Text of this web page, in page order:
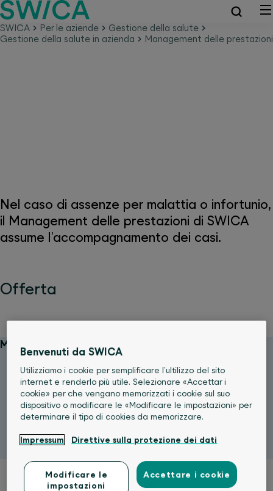
SWICA Per le aziende
Gestione della salute
Gestione della salute in azienda
Management delle prestazioni
Nel caso di assenze per malattia o infortunio,
il Management delle prestazioni di SWICA
assume l’accompagnamento dei casi.
Offerta
Management dei sinistri e delle assenze
Management efficiente con Sunetplus
Utilizzo semplice e chiaro
Registrazione e amministrazione dei dati salariali e
del personale
Trasmissione elettronica delle notifiche di sinistro
Benvenuti da SWICA
Utilizziamo i cookie per semplificare l’ultilizzo del sito
internet e renderlo più utile. Selezionare «Accettar i
cookie» per che vengano memorizzati i cookie sul suo
dispositivo o modificare le «Modificare le impostazioni» per
determinare il tipo di cookies da memorizzare.
Impressum Direttive sulla protezione dei dati
Modificare le
impostazioni
Accettare i cookie